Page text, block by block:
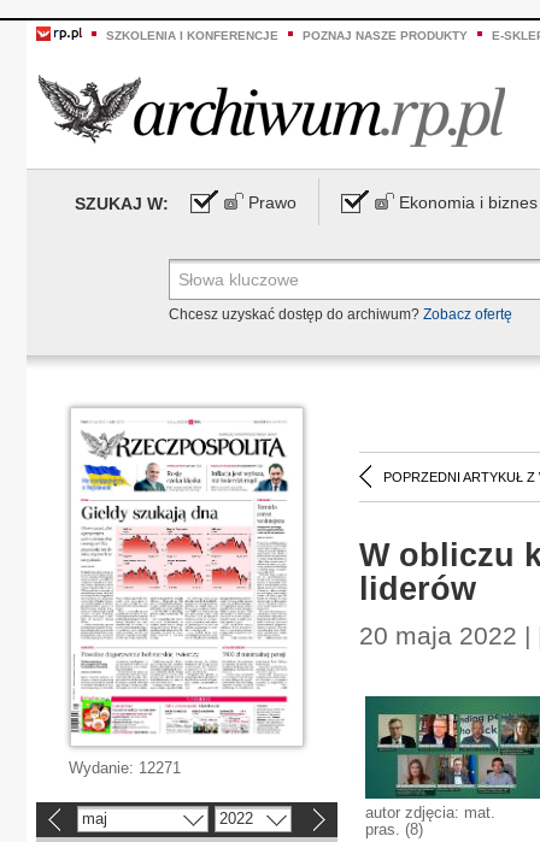
SZKOLENIA I KONFERENCJE POZNAJ NASZE PRODUKTY E-
SZUKAJ W: Prawo Ekonomia i biznes
Chcesz uzyskać dostęp do archiwum? Zobacz ofertę
POPRZEDNI ARTYKUŁ Z
W obliczu
liderów
20 maja 2022
autor zdjęcia: mat.
pras. (8)
Wydanie: 12271
maj 2022